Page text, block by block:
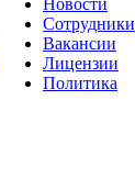
Новости
Сотрудники
Вакансии
Лицензии
Политика